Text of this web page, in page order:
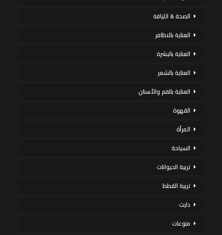
الصحة & اللياقة
العناية بالاظافر
العناية بالبشرة
العناية بالشعر
العناية بالفم والأسنان
القهوة
المرأة
السياحة
تربية الحيوانات
تربية القطط
دايت
منوعات